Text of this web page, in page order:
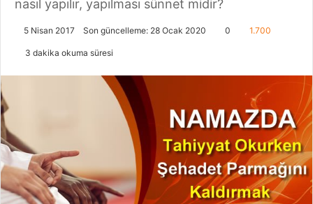
nasıl yapılır, yapılması sünnet midir?
5 Nisan 2017 Son güncelleme: 28 Ocak 2020 0 1.700
3 dakika okuma süresi